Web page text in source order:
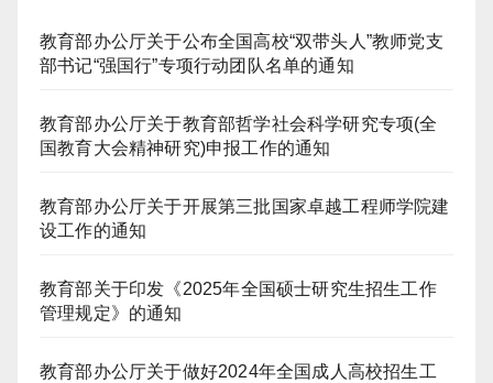
教育部办公厅关于公布全国高校“双带头人”教师党支
部书记“强国行”专项行动团队名单的通知
教育部办公厅关于教育部哲学社会科学研究专项(全
国教育大会精神研究)申报工作的通知
教育部办公厅关于开展第三批国家卓越工程师学院建
设工作的通知
教育部关于印发《2025年全国硕士研究生招生工作
管理规定》的通知
教育部办公厅关于做好2024年全国成人高校招生工